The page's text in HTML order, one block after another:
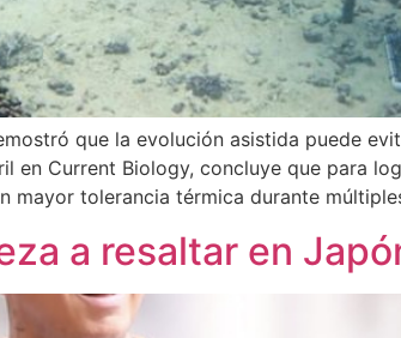
que la evolución asistida puede
en Current Biology, concluye que para
mayor tolerancia térmica durante
a resaltar en